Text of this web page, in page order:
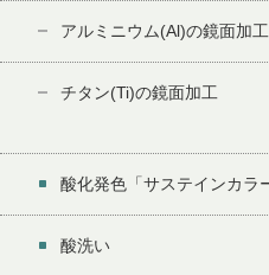
アルミニウム(Al)の鏡面加工
チタン(Ti)の鏡面加工
酸化発色「サステインカラ
酸洗い